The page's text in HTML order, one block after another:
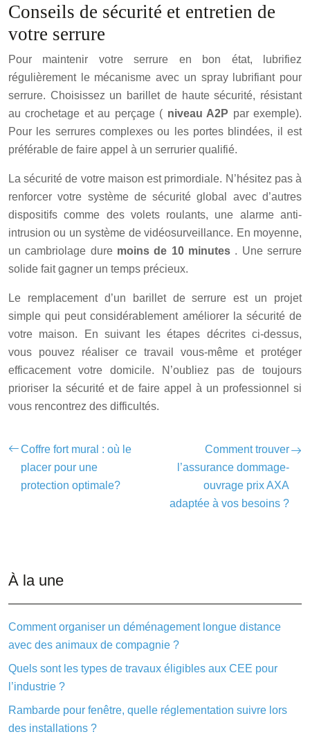
Conseils de sécurité et entretien de
votre serrure
Pour maintenir votre serrure en bon état, lubrifiez
régulièrement le mécanisme avec un spray lubrifiant pour
serrure. Choisissez un barillet de haute sécurité, résistant
au crochetage et au perçage ( niveau A2P par exemple).
Pour les serrures complexes ou les portes blindées, il est
préférable de faire appel à un serrurier qualifié.
La sécurité de votre maison est primordiale. N’hésitez pas à
renforcer votre système de sécurité global avec d’autres
dispositifs comme des volets roulants, une alarme anti-
intrusion ou un système de vidéosurveillance. En moyenne,
un cambriolage dure moins de 10 minutes . Une serrure
solide fait gagner un temps précieux.
Le remplacement d’un barillet de serrure est un projet
simple qui peut considérablement améliorer la sécurité de
votre maison. En suivant les étapes décrites ci-dessus,
vous pouvez réaliser ce travail vous-même et protéger
efficacement votre domicile. N’oubliez pas de toujours
prioriser la sécurité et de faire appel à un professionnel si
vous rencontrez des difficultés.
Coffre fort mural : où le
placer pour une
protection optimale?
Comment trouver
l’assurance dommage-
ouvrage prix AXA
adaptée à vos besoins ?
À la une
Comment organiser un déménagement longue distance
avec des animaux de compagnie ?
Quels sont les types de travaux éligibles aux CEE pour
l’industrie ?
Rambarde pour fenêtre, quelle réglementation suivre lors
des installations ?